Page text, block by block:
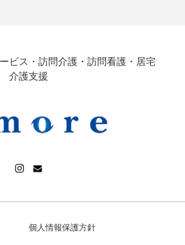
ビス・訪問介護・訪問看護・居宅
介護支援
個人情報保護方針